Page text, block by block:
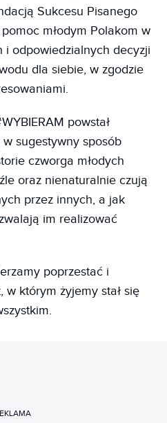
Sukcesu Pisanego
młodym Polakom w
i odpowiedzialnych decyzji
dla siebie, w zgodzie
powstał
sugestywny sposób
czworga młodych
oraz nienaturalnie czują
przez innych, a jak
im realizować
poprzestać i
w którym żyjemy stał się